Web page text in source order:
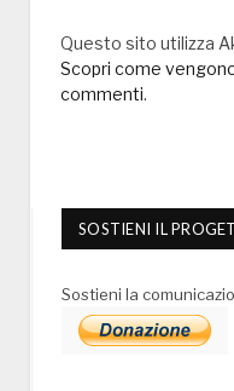
Questo sito utilizza
Scopri come
commenti.
SOSTIENI IL
Sostieni la